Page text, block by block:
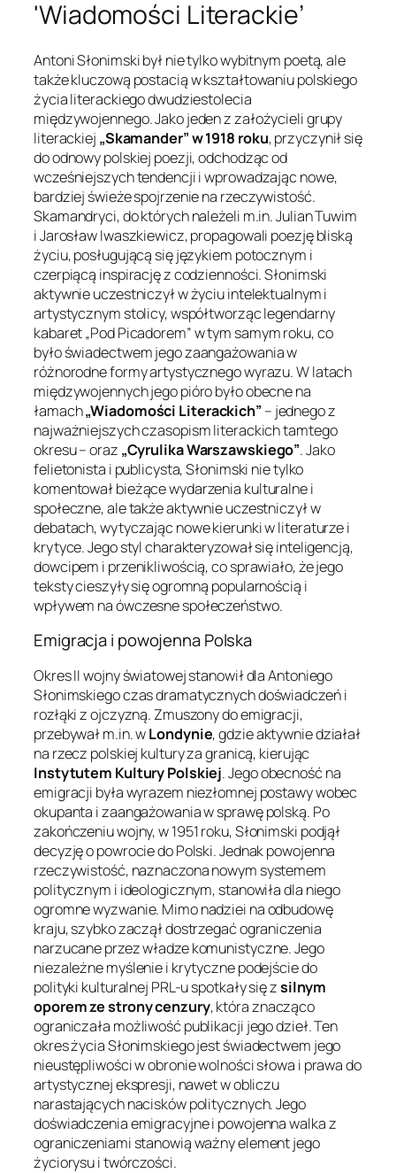
'Wiadomości Literackie’
Antoni Słonimski był nie tylko wybitnym poetą, ale
także kluczową postacią w kształtowaniu polskiego
życia literackiego dwudziestolecia
międzywojennego. Jako jeden z założycieli grupy
literackiej „Skamander” w 1918 roku, przyczynił się
do odnowy polskiej poezji, odchodząc od
wcześniejszych tendencji i wprowadzając nowe,
bardziej świeże spojrzenie na rzeczywistość.
Skamandryci, do których należeli m.in. Julian Tuwim
i Jarosław Iwaszkiewicz, propagowali poezję bliską
życiu, posługującą się językiem potocznym i
czerpiącą inspirację z codzienności. Słonimski
aktywnie uczestniczył w życiu intelektualnym i
artystycznym stolicy, współtworząc legendarny
kabaret „Pod Picadorem” w tym samym roku, co
było świadectwem jego zaangażowania w
różnorodne formy artystycznego wyrazu. W latach
międzywojennych jego pióro było obecne na
łamach„Wiadomości Literackich” – jednego z
najważniejszych czasopism literackich tamtego
okresu – oraz „Cyrulika Warszawskiego”. Jako
felietonista i publicysta, Słonimski nie tylko
komentował bieżące wydarzenia kulturalne i
społeczne, ale także aktywnie uczestniczył w
debatach, wytyczając nowe kierunki w literaturze i
krytyce. Jego styl charakteryzował się inteligencją,
dowcipem i przenikliwością, co sprawiało, że jego
teksty cieszyły się ogromną popularnością i
wpływem na ówczesne społeczeństwo.
Emigracja i powojenna Polska
Okres II wojny światowej stanowił dla Antoniego
Słonimskiego czas dramatycznych doświadczeń i
rozłąki z ojczyzną. Zmuszony do emigracji,
przebywał m.in. wLondynie, gdzie aktywnie działał
na rzecz polskiej kultury za granicą, kierując
Instytutem Kultury Polskiej. Jego obecność na
emigracji była wyrazem niezłomnej postawy wobec
okupanta i zaangażowania w sprawę polską. Po
zakończeniu wojny, w 1951 roku, Słonimski podjął
decyzję o powrocie do Polski. Jednak powojenna
rzeczywistość, naznaczona nowym systemem
politycznym i ideologicznym, stanowiła dla niego
ogromne wyzwanie. Mimo nadziei na odbudowę
kraju, szybko zaczął dostrzegać ograniczenia
narzucane przez władze komunistyczne. Jego
niezależne myślenie i krytyczne podejście do
polityki kulturalnej PRL-u spotkały się zsilnym
oporem ze strony cenzury, która znacząco
ograniczała możliwość publikacji jego dzieł. Ten
okres życia Słonimskiego jest świadectwem jego
nieustępliwości w obronie wolności słowa i prawa do
artystycznej ekspresji, nawet w obliczu
narastających nacisków politycznych. Jego
doświadczenia emigracyjne i powojenna walka z
ograniczeniami stanowią ważny element jego
życiorysu i twórczości.